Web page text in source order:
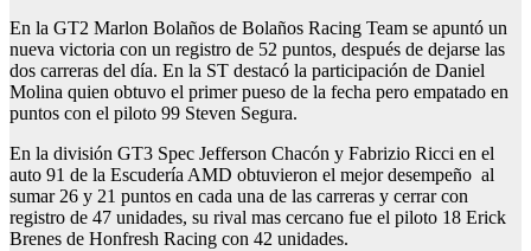
En la GT2 Marlon Bolaños de Bolaños Racing Team se apuntó un
nueva victoria con un registro de 52 puntos, después de dejarse las
dos carreras del día. En la ST destacó la participación de Daniel
Molina quien obtuvo el primer pueso de la fecha pero empatado en
puntos con el piloto 99 Steven Segura.
En la división GT3 Spec Jefferson Chacón y Fabrizio Ricci en el
auto 91 de la Escudería AMD obtuvieron el mejor desempeño al
sumar 26 y 21 puntos en cada una de las carreras y cerrar con
registro de 47 unidades, su rival mas cercano fue el piloto 18 Erick
Brenes de Honfresh Racing con 42 unidades.